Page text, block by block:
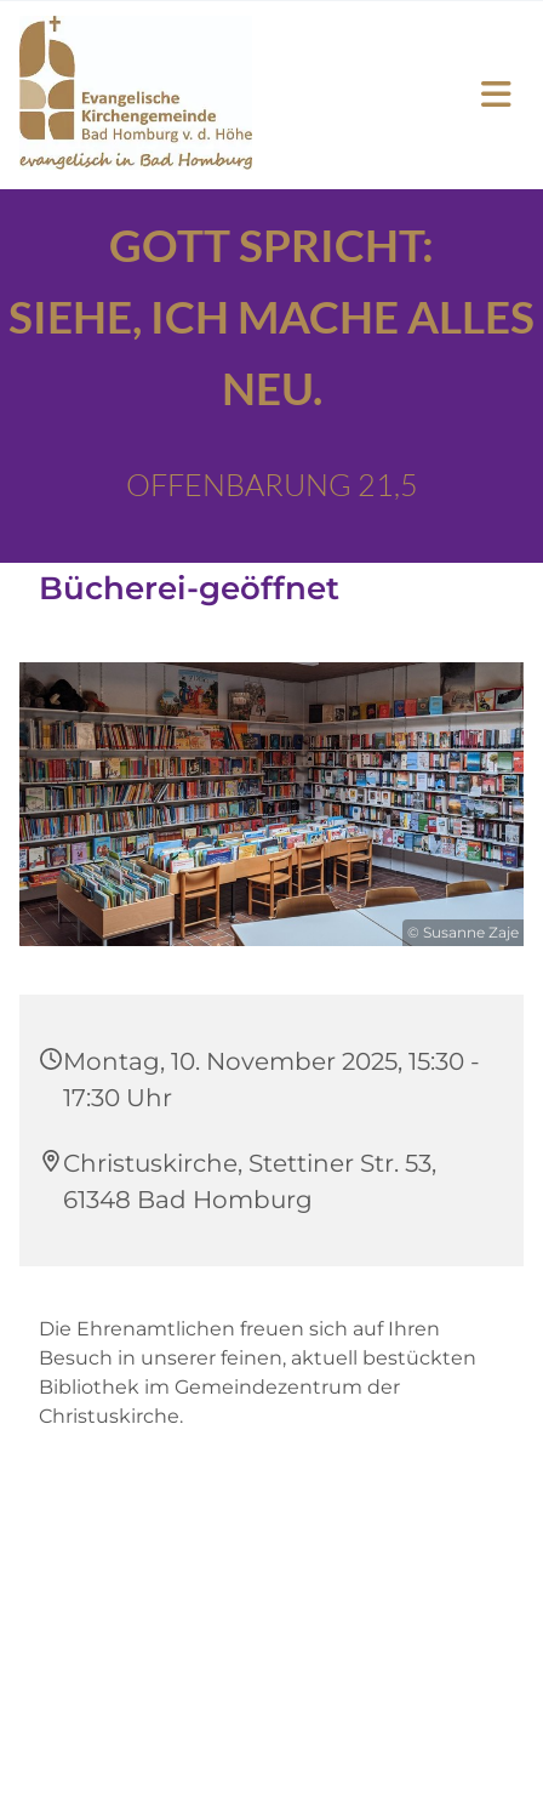
GOTT SPRICHT:
SIEHE, ICH MACHE ALLES
NEU.
OFFENBARUNG 21,5
Bücherei-geöffnet
© Susanne Zaje
Montag, 10. November 2025, 15:30 -
17:30 Uhr
Christuskirche, Stettiner Str. 53,
61348 Bad Homburg
Die Ehrenamtlichen freuen sich auf Ihren
Besuch in unserer feinen, aktuell bestückten
Bibliothek im Gemeindezentrum der
Christuskirche.